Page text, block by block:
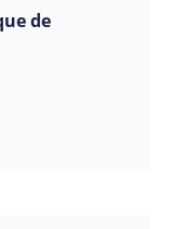
de